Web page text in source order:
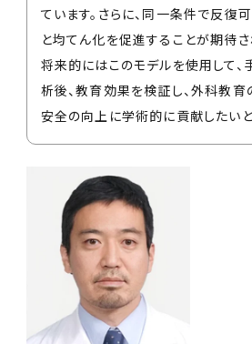
ています。さらに、同一条件で反復
と均てん化を促進することが期待さ
将来的にはこのモデルを使用して、
析後、教育効果を検証し、外科教
安全の向上に学術的に貢献したいと